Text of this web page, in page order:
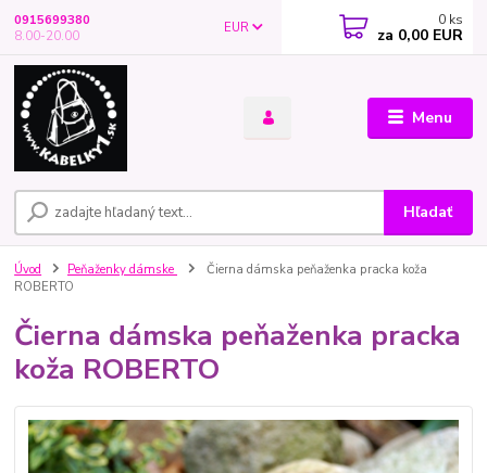
Menu
EUR
Hľadať
0915699380
8.00-20.00
0 ks
za 0,00 EUR
Úvod Peňaženky dámske
Čierna dámska peňaženka pracka koža
ROBERTO
Čierna dámska peňaženka pracka
koža ROBERTO